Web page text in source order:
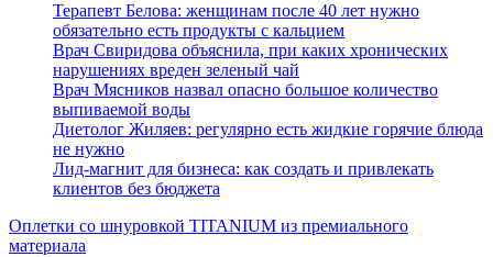
Терапевт Белова: женщинам после 40 лет нужно
обязательно есть продукты с кальцием
Врач Свиридова объяснила, при каких хронических
нарушениях вреден зеленый чай
Врач Мясников назвал опасно большое количество
выпиваемой воды
Диетолог Жиляев: регулярно есть жидкие горячие блюда
не нужно
Лид-магнит для бизнеса: как создать и привлекать
клиентов без бюджета
Оплетки со шнуровкой TITANIUM из премиального
материала